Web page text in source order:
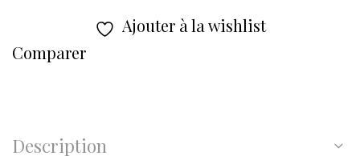
Ajouter à la wishlist
Comparer
Description